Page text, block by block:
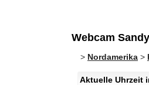
Webcam
> Nordamerika >
Aktuelle Uhrzeit